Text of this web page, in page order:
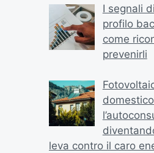
I segnali
profilo
come
prevenirli
leva contro il caro